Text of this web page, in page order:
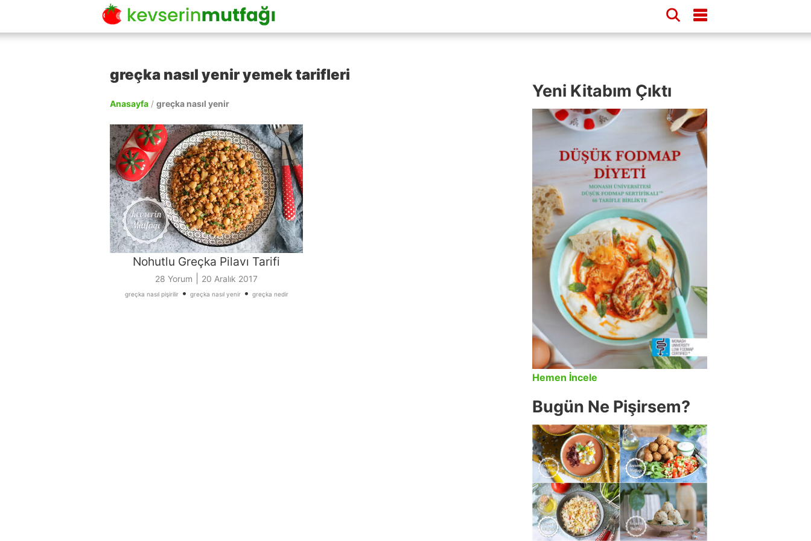
greçka nasıl yenir yemek tarifleri
Anasayfa / greçka nasıl yenir
Nohutlu Greçka Pilavı Tarifi
28 Yorum 20 Aralık 2017
greçka nasıl pişirilir• greçka nasıl yenir• greçka nedir
Yeni Kitabım Çıktı
Hemen İncele
Bugün Ne Pişirsem?